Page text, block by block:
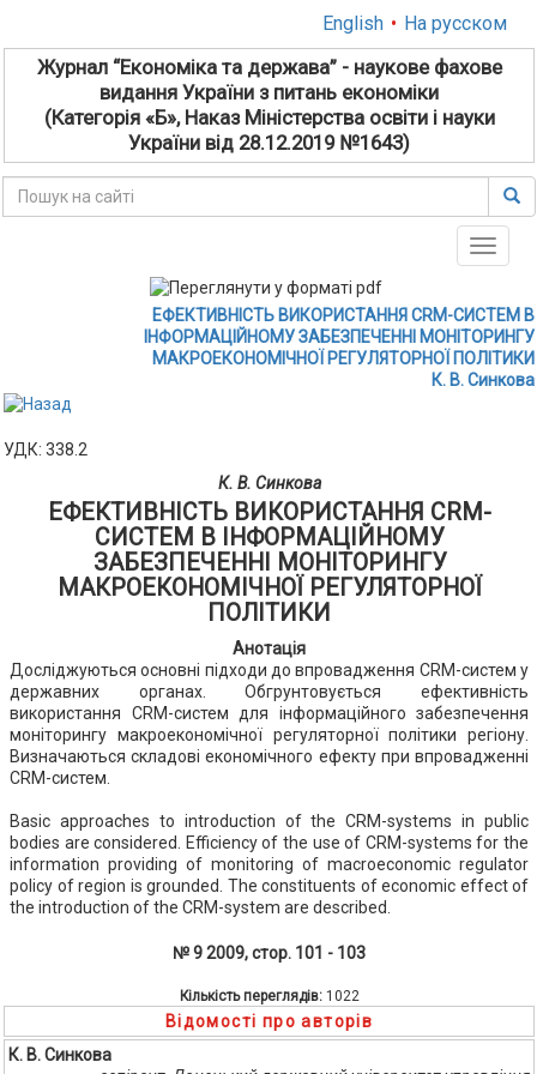
English • На русском
Журнал “Економіка та держава” - наукове фахове
видання України з питань економіки
(Категорія «Б», Наказ Міністерства освіти і науки
України від 28.12.2019 №1643)
Toggle
ЕФЕКТИВНІСТЬ ВИКОРИСТАННЯ CRM-СИСТЕМ В
ІНФОРМАЦІЙНОМУ ЗАБЕЗПЕЧЕННІ МОНІТОРИНГУ
МАКРОЕКОНОМІЧНОЇ РЕГУЛЯТОРНОЇ ПОЛІТИКИ
К. В. Синкова
УДК: 338.2
К. В. Синкова
ЕФЕКТИВНІСТЬ ВИКОРИСТАННЯ CRM-
СИСТЕМ В ІНФОРМАЦІЙНОМУ
ЗАБЕЗПЕЧЕННІ МОНІТОРИНГУ
МАКРОЕКОНОМІЧНОЇ РЕГУЛЯТОРНОЇ
ПОЛІТИКИ
Анотація
Досліджуються основні підходи до впровадження CRM-систем у
державних органах. Обгрунтовується ефективність
використання CRM-систем для інформаційного забезпечення
моніторингу макроекономічної регуляторної політики регіону.
Визначаються складові економічного ефекту при впровадженні
CRM-систем.
Basic approaches to introduction of the CRM-systems in public
bodies are considered. Efficiency of the use of CRM-systems for the
information providing of monitoring of macroeconomic regulator
policy of region is grounded. The constituents of economic effect of
the introduction of the CRM-system are described.
№ 9 2009, стор. 101 - 103
Кількість переглядів: 1022
Відомості про авторів
К. В. Синкова